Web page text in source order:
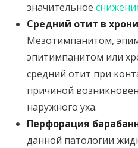
значительное
Средний отит в
Мезотимпанитом,
эпитимпанитом или
средний отит при
причиной
наружного уха.
Перфорация
данной патологии